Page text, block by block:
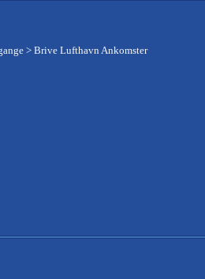
> Brive Lufthavn Ankomster